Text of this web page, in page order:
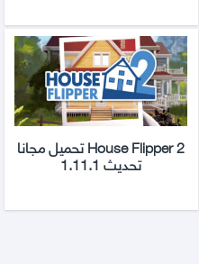
House Flipper 2 تحميل مجانا
تحديث 1.11.1